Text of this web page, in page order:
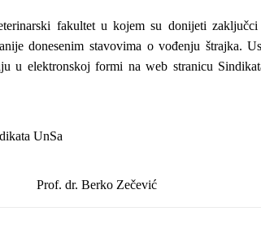
fakultet u kojem su donijeti zaključci
donesenim stavovima o vođenju štrajka.
u elektronskoj formi na web stranicu
UnSa
Prof. dr. Berko Zečević